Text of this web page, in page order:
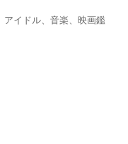
アイドル、音楽、映画鑑